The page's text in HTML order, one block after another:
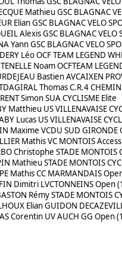
Mathieu GSC BLAGNAC
Elian GSC BLAGNAC VELO
Alexis GSC BLAGNAC VELO
Yann GSC BLAGNAC VELO
Léo OCF TEAM LEGEND
Noam OCFTEAM
Bastien AVCAIXEN
Thomas C.R.4
Simon SUA CYCLISME Elite
Matthieu US VILLENAVAISE
Lucas US VILLENAVAISE
Maxime VCDU SUD GIRONDE
Mathis VC MONTOIS
Christophe STADE MONTOIS
Mathieu STADE MONTOIS
Mathis CC MARMANDAIS
Dimitri LVCTONNEINS Open
Rémy STADE MONTOIS
Elian GUIDON
Corentin UV AUCH GG Open